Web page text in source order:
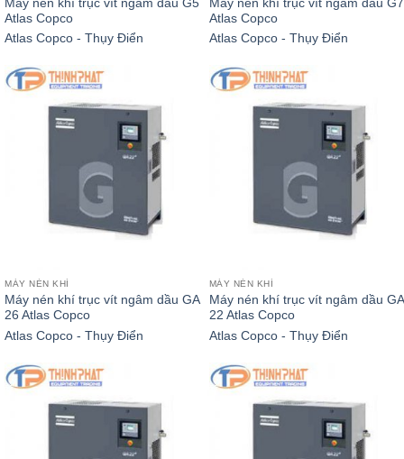
Máy nén khí trục vít ngâm dầu G5
Atlas Copco
Atlas Copco - Thụy Điển
Máy nén khí trục vít ngâm dầu G7
Atlas Copco
Atlas Copco - Thụy Điển
MÁY NÉN KHÍ
Máy nén khí trục vít ngâm dầu GA
26 Atlas Copco
Atlas Copco - Thụy Điển
MÁY NÉN KHÍ
Máy nén khí trục vít ngâm dầu GA
22 Atlas Copco
Atlas Copco - Thụy Điển